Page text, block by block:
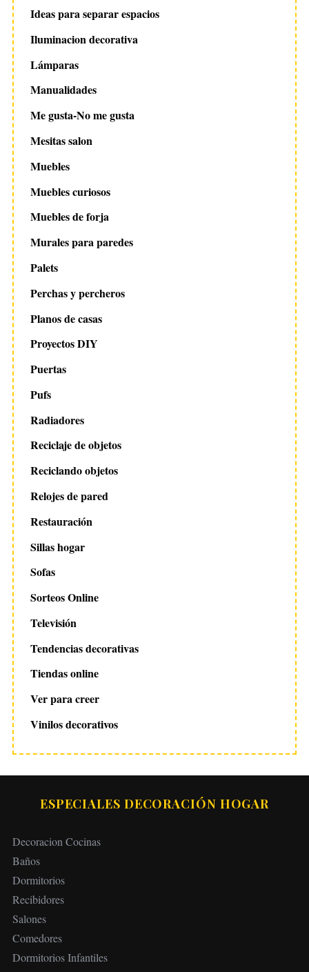
Ideas para separar espacios
Iluminacion decorativa
Lámparas
Manualidades
Me gusta-No me gusta
Mesitas salon
Muebles
Muebles curiosos
Muebles de forja
Murales para paredes
Palets
Perchas y percheros
Planos de casas
Proyectos DIY
Puertas
Pufs
Radiadores
Reciclaje de objetos
Reciclando objetos
Relojes de pared
Restauración
Sillas hogar
Sofas
Sorteos Online
Televisión
Tendencias decorativas
Tiendas online
Ver para creer
Vinilos decorativos
ESPECIALES DECORACIÓN HOGAR
Decoracion Cocinas
Baños
Dormitorios
Recibidores
Salones
Comedores
Dormitorios Infantiles